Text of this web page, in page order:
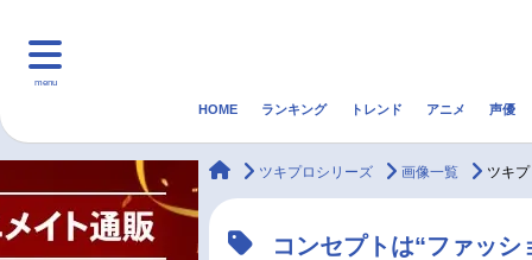
menu
マンガ・ラノベ ゲーム・アプリ 音楽
HOME ランキング トレンド アニメ 声優
animateTimes
ツキプロシリーズ 画像一覧 ツキ
コンセプトは“ファッ